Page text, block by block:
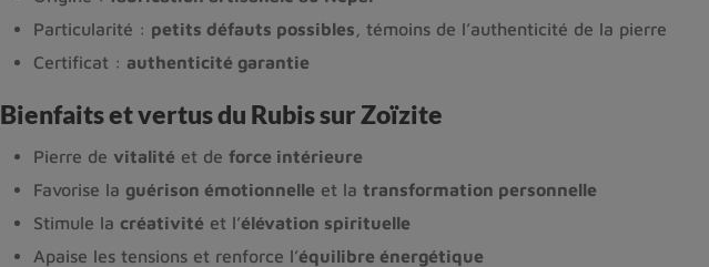
Particularité : petits défauts possibles , témoins de l’authenticité de la pierre
Certificat : authenticité garantie
Bienfaits et vertus du Rubis sur Zoïzite
Pierre de vitalité et de force intérieure
Favorise la guérison émotionnelle et la transformation personnelle
Stimule la créativité et l’élévation spirituelle
Apaise les tensions et renforce l’équilibre énergétique